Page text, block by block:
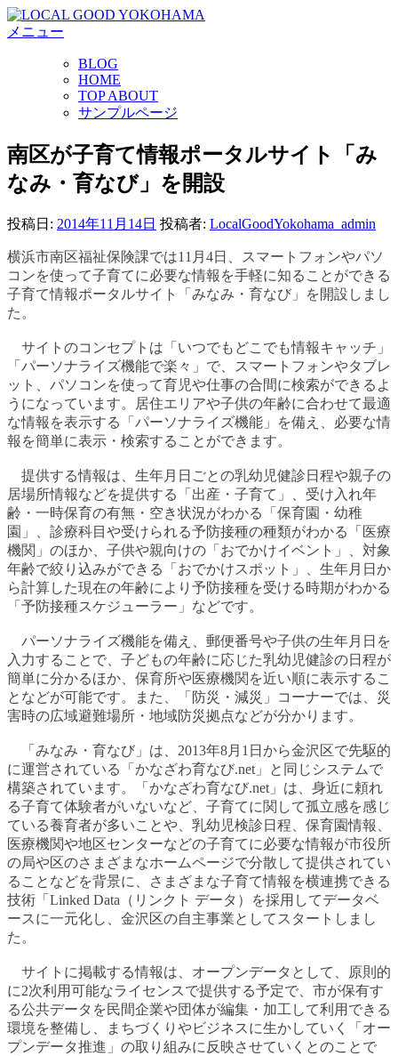
コ
ン
キ
ッ
プ
メニュー
BLOG
HOME
TOP ABOUT
サンプルページ
南区が子育て情報ポータルサイト「み
なみ・育なび」を開設
投稿日: 2014年11月14日 投稿者: LocalGoodYokohama_admin
横浜市南区福祉保険課では11月4日、スマートフォンやパソ
コンを使って子育てに必要な情報を手軽に知ることができる
子育て情報ポータルサイト「みなみ・育なび」を開設しまし
た。
サイトのコンセプトは「いつでもどこでも情報キャッチ」
「パーソナライズ機能で楽々」で、スマートフォンやタブレ
ット、パソコンを使って育児や仕事の合間に検索ができるよ
うになっています。居住エリアや子供の年齢に合わせて最適
な情報を表示する「パーソナライズ機能」を備え、必要な情
報を簡単に表示・検索することができます。
提供する情報は、生年月日ごとの乳幼児健診日程や親子の
居場所情報などを提供する「出産・子育て」、受け入れ年
齢・一時保育の有無・空き状況がわかる「保育園・幼稚
園」、診療科目や受けられる予防接種の種類がわかる「医療
機関」のほか、子供や親向けの「おでかけイベント」、対象
年齢で絞り込みができる「おでかけスポット」、生年月日か
ら計算した現在の年齢により予防接種を受ける時期がわかる
「予防接種スケジューラー」などです。
パーソナライズ機能を備え、郵便番号や子供の生年月日を
入力することで、子どもの年齢に応じた乳幼児健診の日程が
簡単に分かるほか、保育所や医療機関を近い順に表示するこ
となどが可能です。また、「防災・減災」コーナーでは、災
害時の広域避難場所・地域防災拠点などが分かります。
「みなみ・育なび」は、2013年8月1日から金沢区で先駆的
に運営されている「かなざわ育なび.net」と同じシステムで
構築されています。「かなざわ育なび.net」は、身近に頼れ
る子育て体験者がいないなど、子育てに関して孤立感を感じ
ている養育者が多いことや、乳幼児検診日程、保育園情報、
医療機関や地区センターなどの子育てに必要な情報が市役所
の局や区のさまざまなホームページで分散して提供されてい
ることなどを背景に、さまざまな子育て情報を横連携できる
技術「Linked Data（リンクト データ）を採用してデータベ
ースに一元化し、金沢区の自主事業としてスタートしまし
た。
サイトに掲載する情報は、オープンデータとして、原則的
に2次利用可能なライセンスで提供する予定で、市が保有す
る公共データを民間企業や団体が編集・加工して利用できる
環境を整備し、まちづくりやビジネスに生かしていく「オー
プンデータ推進」の取り組みに反映させていくとのことで